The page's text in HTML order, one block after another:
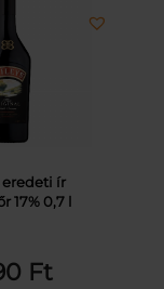
eredeti ír
17% 0,7 l
Ft